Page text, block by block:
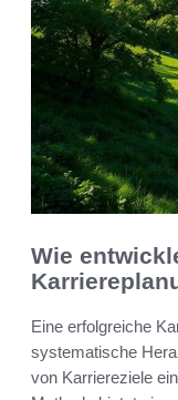
Wie
Eine erfolgreiche
systematische
von Karriereziele